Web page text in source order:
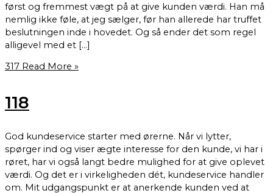
først og fremmest vægt på at give kunden værdi. Han må
nemlig ikke føle, at jeg sælger, før han allerede har truffet
beslutningen inde i hovedet. Og så ender det som regel
alligevel med et […]
317 Read More »
118
God kundeservice starter med ørerne. Når vi lytter,
spørger ind og viser ægte interesse for den kunde, vi har i
røret, har vi også langt bedre mulighed for at give oplevet
værdi. Og det er i virkeligheden dét, kundeservice handler
om. Mit udgangspunkt er at anerkende kunden ved at